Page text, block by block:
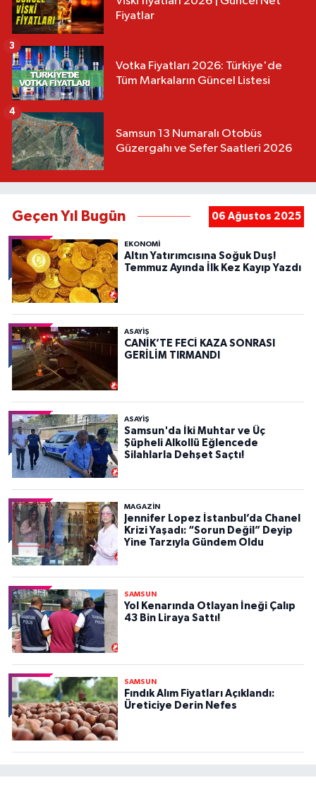
Fiyatlar
Votka Fiyatları 2026: Türkiye'de
Tüm Markaların Güncel Listesi
3
Samsun 13 Numaralı Otobüs
Güzergahı ve Sefer Saatleri 2026
4
Geçen Yıl Bugün 06 Ağustos 2025
EKONOMİ
Altın Yatırımcısına Soğuk Duş!
Temmuz Ayında İlk Kez Kayıp Yazdı
ASAYIŞ
CANİK’TE FECİ KAZA SONRASI
GERİLİM TIRMANDI
ASAYIŞ
Samsun'da İki Muhtar ve Üç
Şüpheli Alkollü Eğlencede
Silahlarla Dehşet Saçtı!
MAGAZİN
Jennifer Lopez İstanbul’da Chanel
Krizi Yaşadı: “Sorun Değil” Deyip
Yine Tarzıyla Gündem Oldu
SAMSUN
Yol Kenarında Otlayan İneği Çalıp
43 Bin Liraya Sattı!
SAMSUN
Fındık Alım Fiyatları Açıklandı:
Üreticiye Derin Nefes